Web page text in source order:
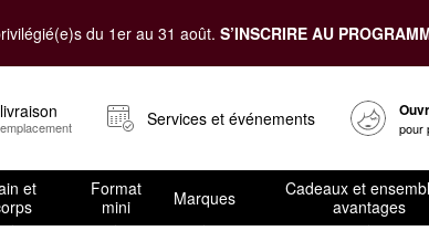
du 1er au 31 août. S’INSCRIRE AU
Services et événements pour
et
Format
mini
Marques
Cadeaux et
avantages